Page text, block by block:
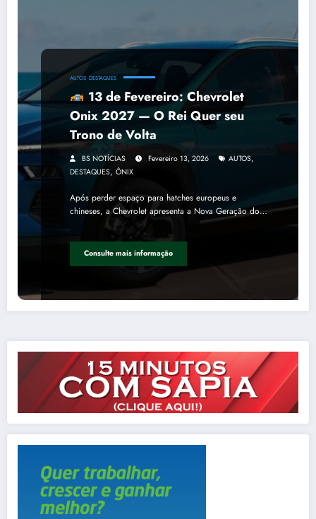
AUTOS DESTAQUES
13 de Fevereiro: Chevrolet
Onix 2027 — O Rei Quer seu
Trono de Volta
BS NOTÍCIAS Fevereiro 13, 2026 AUTOS,
DESTAQUES, ÔNIX
Após perder espaço para hatches europeus e
chineses, a Chevrolet apresenta a Nova Geração do…
Consulte mais informação